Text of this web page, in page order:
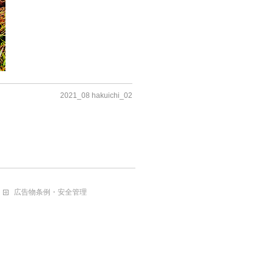
2021_08 hakuichi_02
広告物条例・安全管理